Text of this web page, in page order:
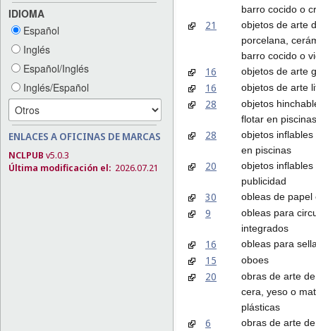
IDIOMA
Español
Inglés
Español/Inglés
Inglés/Español
ENLACES A OFICINAS DE MARCAS
NCLPUB v5.0.3
Última modificación el: 2026.07.21
barro cocido o
21
objetos de arte
porcelana,
barro cocido o
16 objetos de arte
16 objetos de arte
28
objetos
flotar en piscinas
28
objetos
en piscinas
20
objetos inflables
publicidad
30 obleas de papel
9
obleas para
integrados
16 obleas para
15 oboes
20
obras de arte
cera, yeso o
plásticas
6
obras de arte